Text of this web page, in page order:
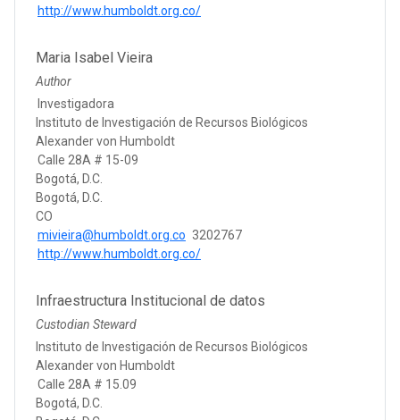
http://www.humboldt.org.co/
Maria Isabel Vieira
Author
Investigadora
Instituto de Investigación de Recursos Biológicos
Alexander von Humboldt
Calle 28A # 15-09
Bogotá, D.C.
Bogotá, D.C.
CO
mivieira@humboldt.org.co 3202767
http://www.humboldt.org.co/
Infraestructura Institucional de datos
Custodian Steward
Instituto de Investigación de Recursos Biológicos
Alexander von Humboldt
Calle 28A # 15.09
Bogotá, D.C.